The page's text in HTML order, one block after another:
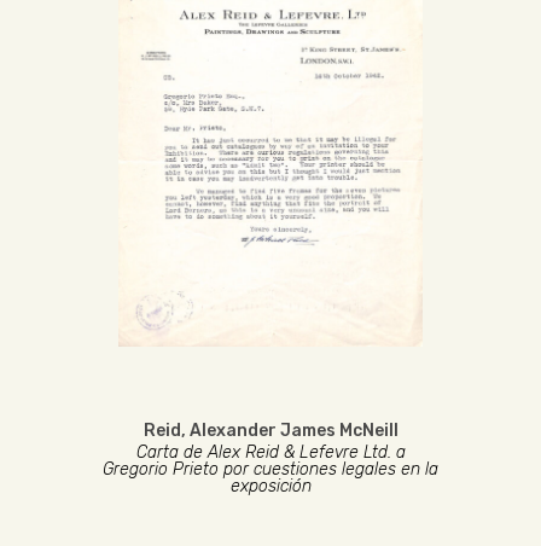
Reid, Alexander James McNeill
Carta de Alex Reid & Lefevre Ltd. a
Gregorio Prieto por cuestiones legales en la
exposición